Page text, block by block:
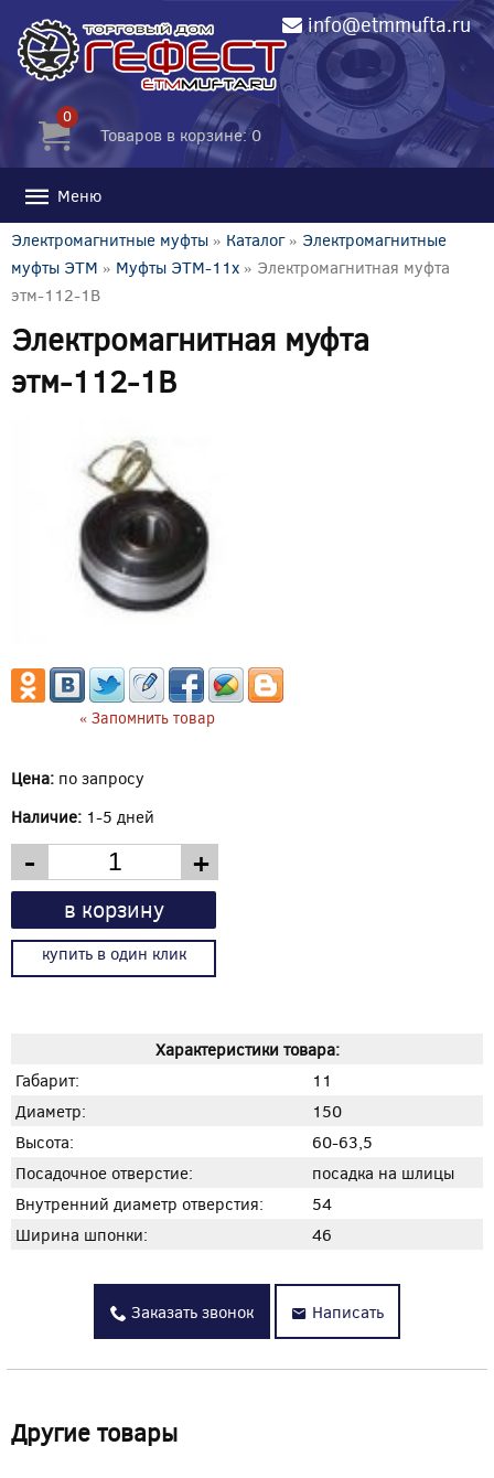
info@etmmufta.ru
0
Товаров в корзине: 0
Меню
Электромагнитные муфты » Каталог» Электромагнитные
муфты ЭТМ » Муфты ЭТМ-11x » Электромагнитная муфта
этм-112-1В
Электромагнитная муфта
этм-112-1В
« Запомнить товар
Цена: по запросу
Наличие: 1-5 дней
- +
в корзину
купить в один клик
Характеристики товара:
Габарит:
11
Диаметр:
150
Высота:
60-63,5
Посадочное отверстие:
посадка на шлицы
Внутренний диаметр отверстия:
54
Ширина шпонки:
46
Заказать звонок Написать
Другие товары